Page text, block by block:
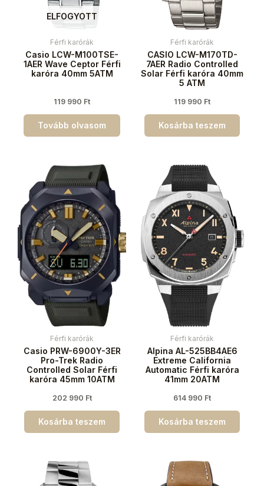
ELFOGYOTT
Férfi karórák
Casio LCW-M100TSE-
1AER Wave Ceptor Férfi
karóra 40mm 5ATM
119 990 Ft
Tovább olvasom
Férfi karórák
CASIO LCW-M170TD-
7AER Radio Controlled
Solar Férfi karóra 40mm
5 ATM
119 990 Ft
Kosárba teszem
Férfi karórák
Casio PRW-6900Y-3ER
Pro-Trek Radio
Controlled Solar Férfi
karóra 45mm 10ATM
202 990 Ft
Kosárba teszem
Férfi karórák
Alpina AL-525BB4AE6
Extreme California
Automatic Férfi karóra
41mm 20ATM
614 990 Ft
Kosárba teszem